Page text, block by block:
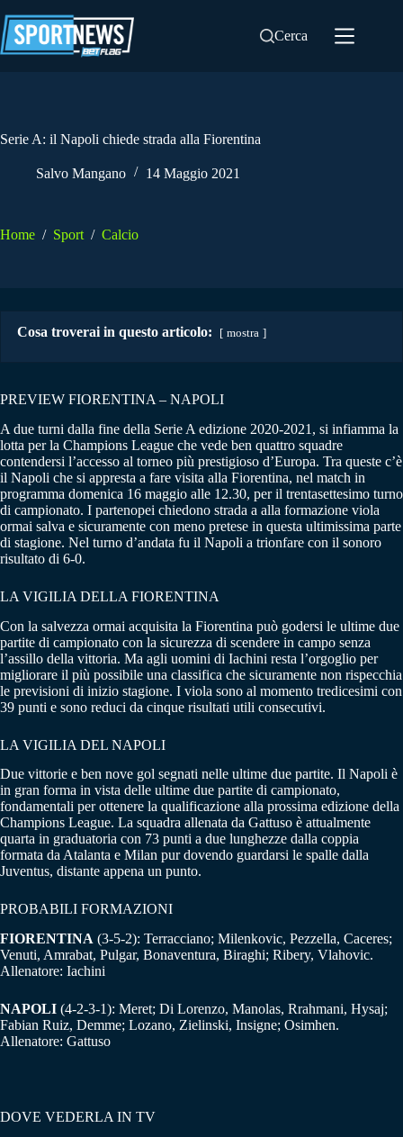
al
contenuto
Cerca
Serie A: il Napoli chiede strada alla Fiorentina
Salvo Mangano 14 Maggio 2021
Home / Sport / Calcio
Cosa troverai in questo articolo: mostra
PREVIEW FIORENTINA – NAPOLI
A due turni dalla fine della Serie A edizione 2020-2021, si infiamma la
lotta per la Champions League che vede ben quattro squadre
contendersi l’accesso al torneo più prestigioso d’Europa. Tra queste c’è
il Napoli che si appresta a fare visita alla Fiorentina, nel match in
programma domenica 16 maggio alle 12.30, per il trentasettesimo turno
di campionato. I partenopei chiedono strada a alla formazione viola
ormai salva e sicuramente con meno pretese in questa ultimissima parte
di stagione. Nel turno d’andata fu il Napoli a trionfare con il sonoro
risultato di 6-0.
LA VIGILIA DELLA FIORENTINA
Con la salvezza ormai acquisita la Fiorentina può godersi le ultime due
partite di campionato con la sicurezza di scendere in campo senza
l’assillo della vittoria. Ma agli uomini di Iachini resta l’orgoglio per
migliorare il più possibile una classifica che sicuramente non rispecchia
le previsioni di inizio stagione. I viola sono al momento tredicesimi con
39 punti e sono reduci da cinque risultati utili consecutivi.
LA VIGILIA DEL NAPOLI
Due vittorie e ben nove gol segnati nelle ultime due partite. Il Napoli è
in gran forma in vista delle ultime due partite di campionato,
fondamentali per ottenere la qualificazione alla prossima edizione della
Champions League. La squadra allenata da Gattuso è attualmente
quarta in graduatoria con 73 punti a due lunghezze dalla coppia
formata da Atalanta e Milan pur dovendo guardarsi le spalle dalla
Juventus, distante appena un punto.
PROBABILI FORMAZIONI
FIORENTINA (3-5-2): Terracciano; Milenkovic, Pezzella, Caceres;
Venuti, Amrabat, Pulgar, Bonaventura, Biraghi; Ribery, Vlahovic.
Allenatore: Iachini
NAPOLI (4-2-3-1): Meret; Di Lorenzo, Manolas, Rrahmani, Hysaj;
Fabian Ruiz, Demme; Lozano, Zielinski, Insigne; Osimhen.
Allenatore: Gattuso
DOVE VEDERLA IN TV